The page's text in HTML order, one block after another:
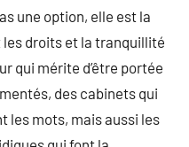
une option, elle est la
droits et la tranquillité
qui mérite d’être portée
des cabinets qui
les mots, mais aussi les